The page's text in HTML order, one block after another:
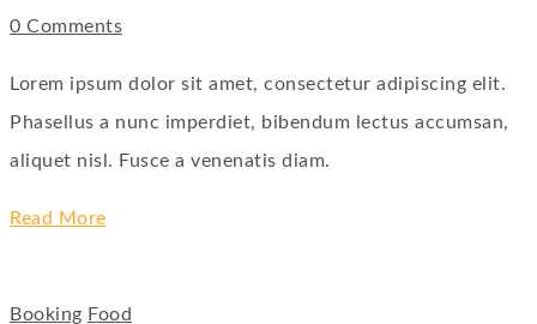
0 Comments
Lorem ipsum dolor sit amet, consectetur adipiscing elit.
Phasellus a nunc imperdiet, bibendum lectus accumsan,
aliquet nisl. Fusce a venenatis diam.
Read More
Booking Food